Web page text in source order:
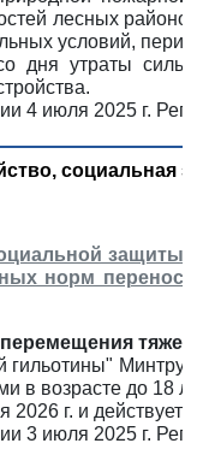
лесных
условий,
дня утраты
4 июля 2025 г.
социальная
защиты
норм
гильотины"
в возрасте до 18
2026 г. и действует
3 июля 2025 г.